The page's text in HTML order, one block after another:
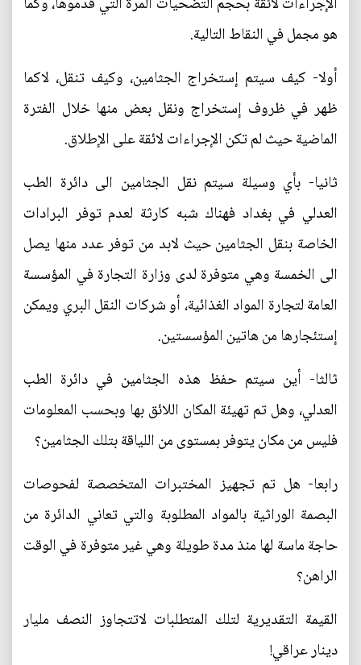
هو مجمل في النقاط التالية.
أولا- كيف سيتم إستخراج الجثامين، وكيف تنقل، لاكما
ظهر في ظروف إستخراج ونقل بعض منها خلال الفترة
الماضية حيث لم تكن الإجراءات لائقة على الإطلاق.
ثانيا- بأي وسيلة سيتم نقل الجثامين الى دائرة الطب
العدلي في بغداد فهناك شبه كارثة لعدم توفر البرادات
الخاصة بنقل الجثامين حيث لابد من توفر عدد منها يصل
الى الخمسة وهي متوفرة لدى وزارة التجارة في المؤسسة
العامة لتجارة المواد الغذائية، أو شركات النقل البري ويمكن
إستئجارها من هاتين المؤسستين.
ثالثا- أين سيتم حفظ هذه الجثامين في دائرة الطب
العدلي، وهل تم تهيئة المكان اللائق بها وبحسب المعلومات
فليس من مكان يتوفر بمستوى من اللياقة بتلك الجثامين؟
رابعا- هل تم تجهيز المختبرات المتخصصة لفحوصات
البصمة الوراثية بالمواد المطلوبة والتي تعاني الدائرة من
حاجة ماسة لها منذ مدة طويلة وهي غير متوفرة في الوقت
الراهن؟
القيمة التقديرية لتلك المتطلبات لاتتجاوز النصف مليار
دينار عراقي!